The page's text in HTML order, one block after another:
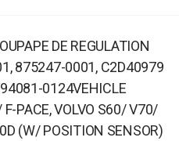
DE REGULATION
875247-0001, C2D40979
0124VEHICLE
PACE, VOLVO S60/ V70/
(W/ POSITION SENSOR)